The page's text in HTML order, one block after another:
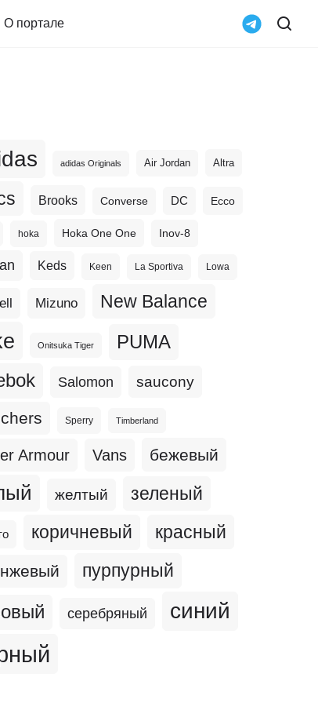
О портале
adidas Originals Air Jordan Altra
Brooks Converse DC Ecco
hoka Hoka One One Inov-8
Keds Keen La Sportiva Lowa
Mizuno New Balance
Onitsuka Tiger PUMA
Salomon saucony
Sperry Timberland
Armour Vans бежевый
желтый зеленый
коричневый красный
пурпурный
серебряный синий